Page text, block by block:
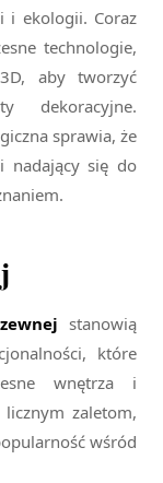
i ekologii. Coraz
technologie,
aby tworzyć
dekoracyjne.
sprawia, że
nadający się do
stanowią
które
wnętrza i
zaletom,
wśród